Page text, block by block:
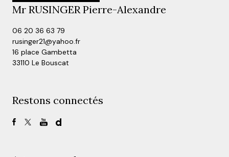
Mr RUSINGER Pierre-Alexandre
06 20 36 63 79
rusinger21@yahoo.fr
16 place Gambetta
33110 Le Bouscat
Restons connectés